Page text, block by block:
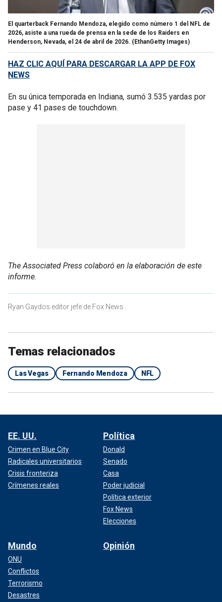
El quarterback Fernando Mendoza, elegido como número 1 del NFL de
2026, asiste a una rueda de prensa en la sede de los Raiders en
Henderson, Nevada, el 24 de abril de 2026. (EthanGetty Images)
HAZ CLIC AQUÍ PARA DESCARGAR LA APP DE FOX
NEWS
En su única temporada en Indiana, sumó 3.535 yardas por
pase y 41 pases de touchdown.
The Associated Press colaboró en la elaboración de este
informe.
Ryan Gaydos editor jefe de Fox News .
Temas relacionados
Las Vegas Fernando Mendoza NFL
EE. UU.
Crimen en Blue City
Radicales universitarios
Crisis fronteriza
Crímenes reales
Política
Donald
Senado
Casa
Poder judicial
Política exterior
Fox News
Elecciones
Mundo
ONU
Conflictos
Terrorismo
Desastres
Opinión